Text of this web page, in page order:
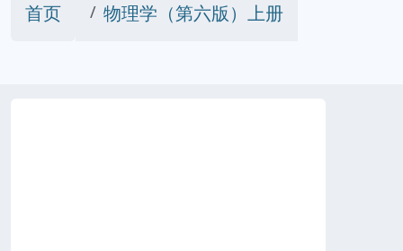
首页 物理学（第六版）上册